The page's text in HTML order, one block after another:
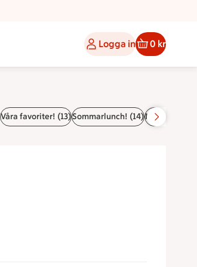
Logga in 0 kr
Våra favoriter! (13)Sommarlunch! (14)Midsommar!